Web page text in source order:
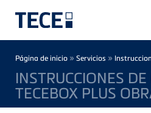
Breadcrumb
Página de inicio » Servicios »
INSTRUCCIONES
TECEBOX PLUS